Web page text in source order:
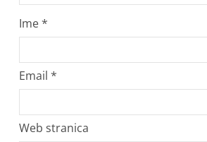
Ime*
Email *
Web stranica